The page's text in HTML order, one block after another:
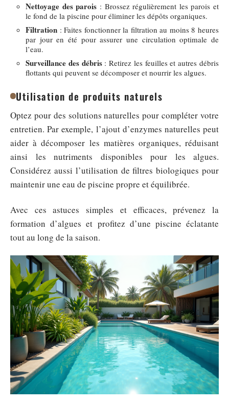
Nettoyage des parois : Brossez régulièrement les parois et
le fond de la piscine pour éliminer les dépôts organiques.
Filtration : Faites fonctionner la filtration au moins 8 heures
par jour en été pour assurer une circulation optimale de
l’eau.
Surveillance des débris: Retirez les feuilles et autres débris
flottants qui peuvent se décomposer et nourrir les algues.
Utilisation de produits naturels
Optez pour des solutions naturelles pour compléter votre
entretien. Par exemple, l’ajout d’enzymes naturelles peut
aider à décomposer les matières organiques, réduisant
ainsi les nutriments disponibles pour les algues.
Considérez aussi l’utilisation de filtres biologiques pour
maintenir une eau de piscine propre et équilibrée.
Avec ces astuces simples et efficaces, prévenez la
formation d’algues et profitez d’une piscine éclatante
tout au long de la saison.